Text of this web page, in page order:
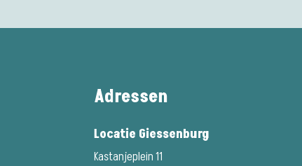
Adressen
Locatie Giessenburg
Kastanjeplein 11